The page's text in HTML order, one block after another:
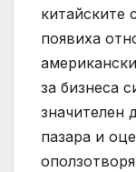
китайските
появиха
за бизнеса
значителен
пазара и